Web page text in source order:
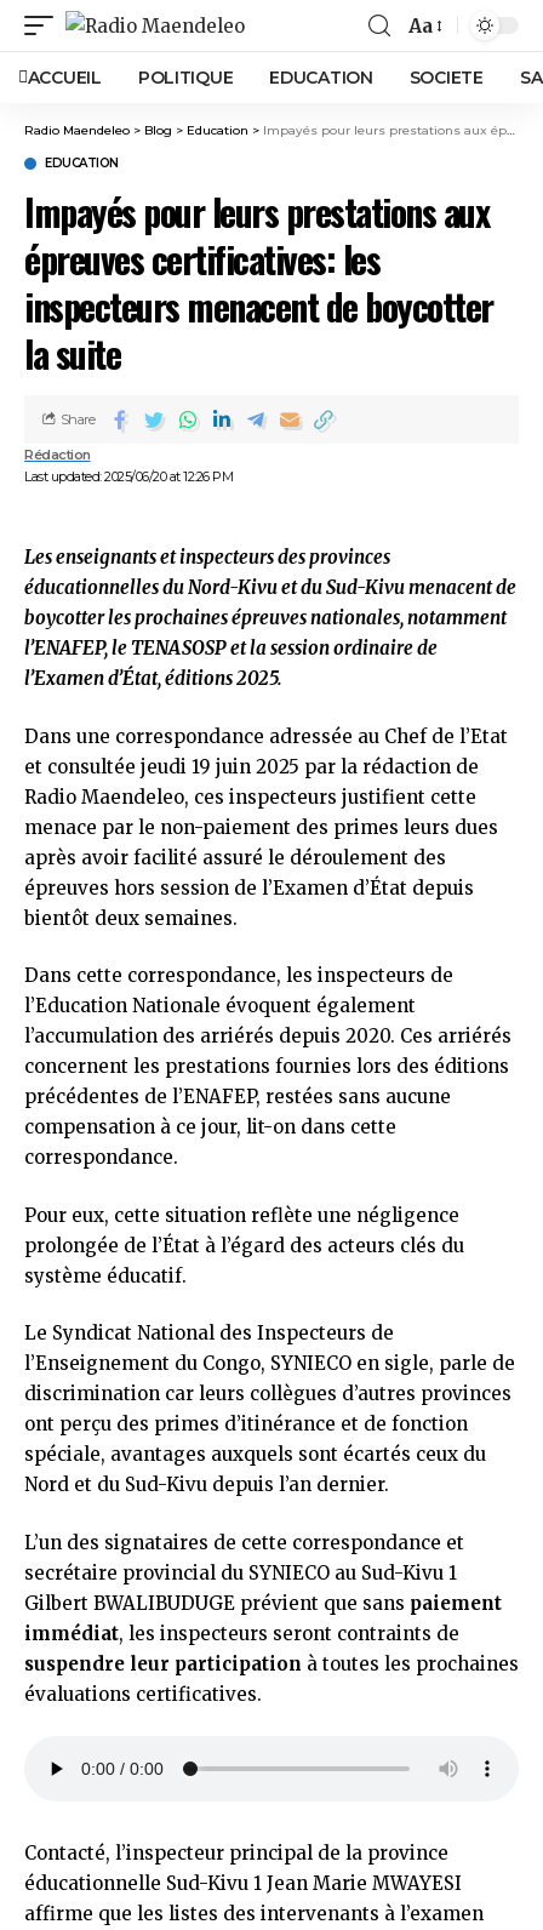
Aa
ACCUEIL POLITIQUE EDUCATION SOCIETE
Radio Maendeleo > Blog > Education > Impayés pour leurs prestations aux épreuves certificatives: les inspecteurs menacent de boycotter la suite
EDUCATION
Impayés pour leurs prestations aux
épreuves certificatives: les
inspecteurs menacent de boycotter
la suite
Last updated: 2025/06/20 at 12:26 PM
Rédaction
Share
Les enseignants et inspecteurs des provinces
éducationnelles du Nord-Kivu et du Sud-Kivu menacent de
boycotter les prochaines épreuves nationales, notamment
l’ENAFEP, le TENASOSP et la session ordinaire de
l’Examen d’État, éditions 2025.
Dans une correspondance adressée au Chef de l’Etat
et consultée jeudi 19 juin 2025 par la rédaction de
Radio Maendeleo, ces inspecteurs justifient cette
menace par le non-paiement des primes leurs dues
après avoir facilité assuré le déroulement des
épreuves hors session de l’Examen d’État depuis
bientôt deux semaines.
Dans cette correspondance, les inspecteurs de
l’Education Nationale évoquent également
l’accumulation des arriérés depuis 2020. Ces arriérés
concernent les prestations fournies lors des éditions
précédentes de l’ENAFEP, restées sans aucune
compensation à ce jour, lit-on dans cette
correspondance.
Pour eux, cette situation reflète une négligence
prolongée de l’État à l’égard des acteurs clés du
système éducatif.
Le Syndicat National des Inspecteurs de
l’Enseignement du Congo, SYNIECO en sigle, parle de
discrimination car leurs collègues d’autres provinces
ont perçu des primes d’itinérance et de fonction
spéciale, avantages auxquels sont écartés ceux du
Nord et du Sud-Kivu depuis l’an dernier.
L’un des signataires de cette correspondance et
secrétaire provincial du SYNIECO au Sud-Kivu 1
Gilbert BWALIBUDUGE prévient que sans paiement
immédiat, les inspecteurs seront contraints de
suspendre leur participation à toutes les prochaines
évaluations certificatives.
Contacté, l’inspecteur principal de la province
éducationnelle Sud-Kivu 1 Jean Marie MWAYESI
affirme que les listes des intervenants à l’examen